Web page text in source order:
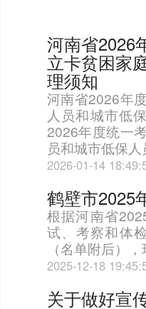
河南省2026
立卡贫困家
理须知
河南省2026年
人员和城市
2026年度统一
员和城市低保
2026-01-14
鹤壁市2025
根据河南省
试、考察和体
（名单附后），
2025-12-18
关于做好宣